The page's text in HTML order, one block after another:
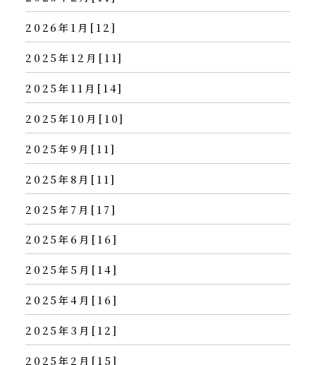
2026年1月[12]
2025年12月[11]
2025年11月[14]
2025年10月[10]
2025年9月[11]
2025年8月[11]
2025年7月[17]
2025年6月[16]
2025年5月[14]
2025年4月[16]
2025年3月[12]
2025年2月[15]